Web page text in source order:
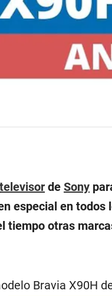
televisor deSony
especial en
tiempo otras
Bravia X90H